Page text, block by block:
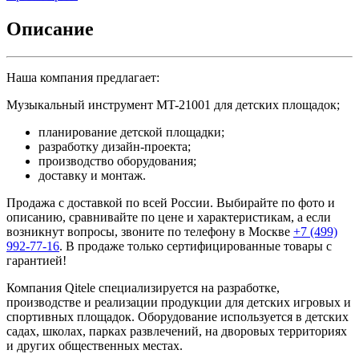
Описание
Наша компания предлагает:
Музыкальный инструмент MT-21001 для детских площадок;
планирование детской площадки;
разработку дизайн-проекта;
производство оборудования;
доставку и монтаж.
Продажа с доставкой по всей России. Выбирайте по фото и
описанию, сравнивайте по цене и характеристикам, а если
возникнут вопросы, звоните по телефону в Москве +7 (499)
992-77-16. В продаже только сертифицированные товары с
гарантией!
Компания Qitele специализируется на разработке,
производстве и реализации продукции для детских игровых и
спортивных площадок. Оборудование используется в детских
садах, школах, парках развлечений, на дворовых территориях
и других общественных местах.